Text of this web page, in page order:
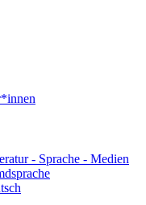
- Sprache - Medien